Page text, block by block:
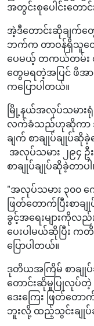
အတွင်းစုပေါင်းတောင်
အဲ့ဒီတောင်းဆိုချက်တွ
ဘက်က တာဝန်ရှိသူတွေ
ပေမယ့် တကယ်တမ်း စ
တွေမရတဲ့အပြင် ဖိအ
ကပြောပါတယ်။
မြို့နယ်အလုပ်သမား
လက်ခံသည်ဟုဆိုကာ
ချက် စာချုပ်ချုပ်ဆို
အလုပ်သမား ၂၉၄
စာချုပ်ချုပ်ဆိုခဲ့တာပါ
"အလုပ်သမား ၃၀၀
ဖြတ်တောက်ပြီးစာခ
ခွင့်အရေးများကိုလ
ပေးပါမယ်ဆိုပြီး
ပြောပါတယ်။
ဒုတိယအကြိမ် စာချု
တောင်းဆိုမှုပြုလုပ်တဲ့
ဒေးကြေး ဖြတ်တော
ဘူးလို့ ထည့်သွင်းချုပ်